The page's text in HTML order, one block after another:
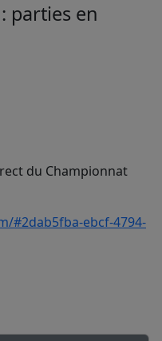
parties en
du Championnat
#2dab5fba-ebcf-4794-